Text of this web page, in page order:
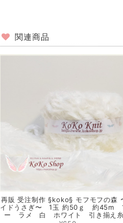
関連商品
再販 受注制作 §koko§ モフモフの森
イドうさぎ〜 1玉 約50ｇ 約45m
ー ラメ 白 ホワイト 引き揃え